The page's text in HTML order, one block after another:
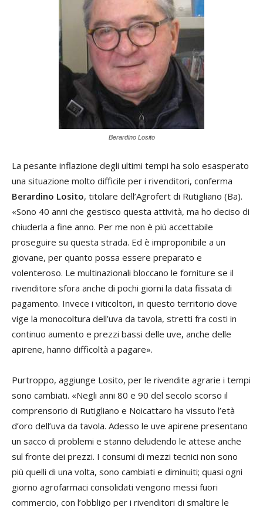
Berardino Losito
La pesante inflazione degli ultimi tempi ha solo esasperato
una situazione molto difficile per i rivenditori, conferma
Berardino Losito, titolare dell’Agrofert di Rutigliano (Ba).
«Sono 40 anni che gestisco questa attività, ma ho deciso di
chiuderla a fine anno. Per me non è più accettabile
proseguire su questa strada. Ed è improponibile a un
giovane, per quanto possa essere preparato e
volenteroso. Le multinazionali bloccano le forniture se il
rivenditore sfora anche di pochi giorni la data fissata di
pagamento. Invece i viticoltori, in questo territorio dove
vige la monocoltura dell’uva da tavola, stretti fra costi in
continuo aumento e prezzi bassi delle uve, anche delle
apirene, hanno difficoltà a pagare».
Purtroppo, aggiunge Losito, per le rivendite agrarie i tempi
sono cambiati. «Negli anni 80 e 90 del secolo scorso il
comprensorio di Rutigliano e Noicattaro ha vissuto l’età
d’oro dell’uva da tavola. Adesso le uve apirene presentano
un sacco di problemi e stanno deludendo le attese anche
sul fronte dei prezzi. I consumi di mezzi tecnici non sono
più quelli di una volta, sono cambiati e diminuiti; quasi ogni
giorno agrofarmaci consolidati vengono messi fuori
commercio, con l’obbligo per i rivenditori di smaltire le